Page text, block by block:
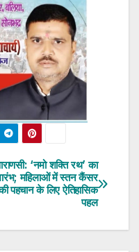
‘नमो शक्ति रथ’ का
महिलाओं में स्तन कैंसर
पहचान के लिए ऐतिहासिक
पहल